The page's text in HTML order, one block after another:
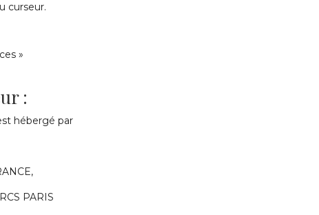
curseur.
»
:
hébergé par
PARIS